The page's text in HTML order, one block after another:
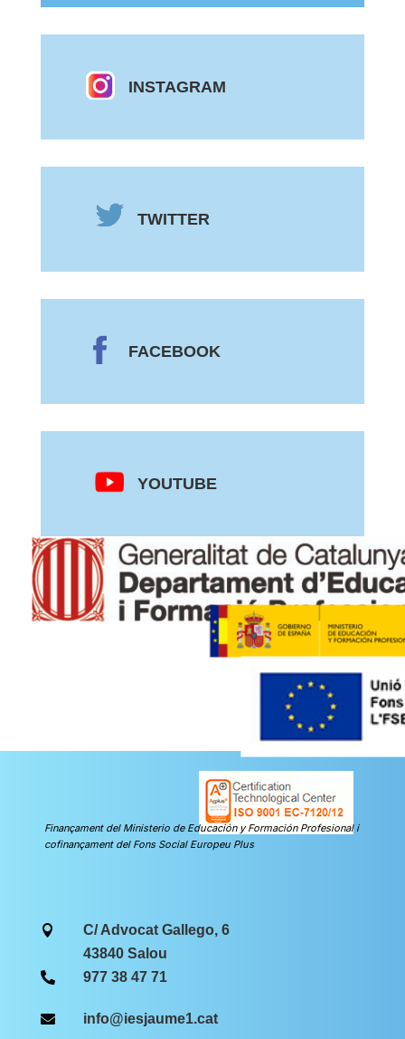
INSTAGRAM
TWITTER
FACEBOOK
YOUTUBE
Finançament del Ministerio de Educación y Formación Profesional i
cofinançament del Fons Social Europeu Plus

C/ Advocat Gallego, 6
43840 Salou
 977 38 47 71
 info@iesjaume1.cat